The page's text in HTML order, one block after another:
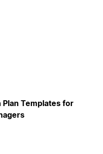
Plan Templates for